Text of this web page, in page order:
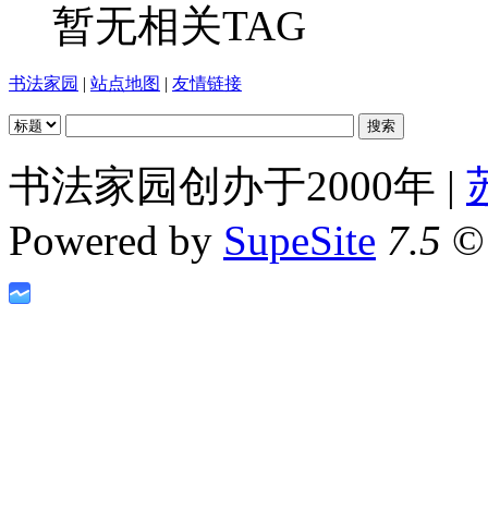
暂无相关TAG
书法家园 | 站点地图 | 友情链接
书法家园创办于2000年 |
Powered by SupeSite 7.5 ©